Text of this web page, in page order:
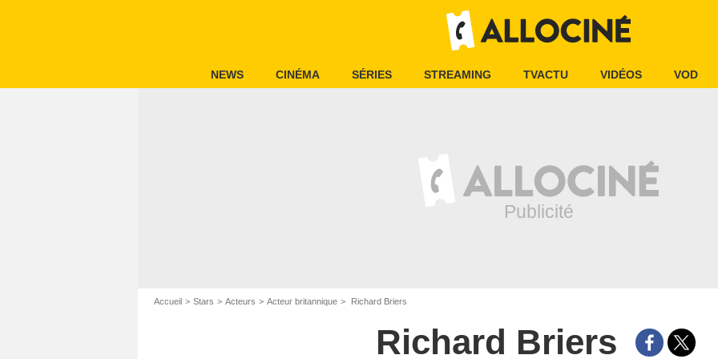
NEWS CINÉMA SÉRIES STREAMING TVACTU VIDÉOS VOD
Accueil Stars Acteurs Acteur britannique Richard Briers
Richard Briers